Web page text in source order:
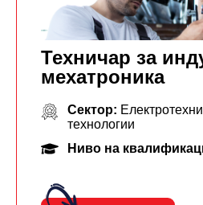
Техничар за
мехатроника
Сектор:
технологии
Ниво на